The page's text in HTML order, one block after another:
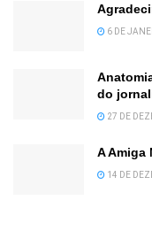
6 DE
do
27 DE
A Amiga
14 DE